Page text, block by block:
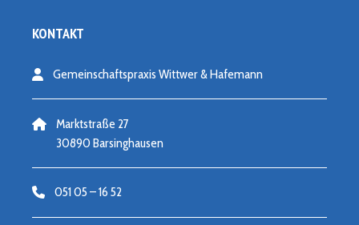
KONTAKT
Gemeinschaftspraxis Wittwer & Hafemann
Marktstraße 27
30890 Barsinghausen
051 05 – 16 52